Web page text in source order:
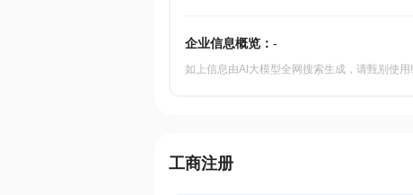
企业信息概览： -
如上信息由AI大模型全网搜索生成，请甄别使用!
工商注册